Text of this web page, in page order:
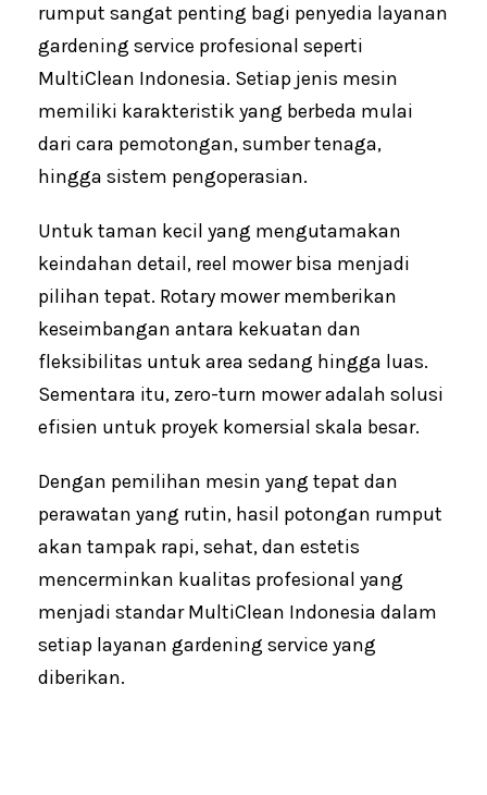
rumput sangat penting bagi penyedia layanan
gardening service profesional seperti
MultiClean Indonesia. Setiap jenis mesin
memiliki karakteristik yang berbeda mulai
dari cara pemotongan, sumber tenaga,
hingga sistem pengoperasian.
Untuk taman kecil yang mengutamakan
keindahan detail, reel mower bisa menjadi
pilihan tepat. Rotary mower memberikan
keseimbangan antara kekuatan dan
fleksibilitas untuk area sedang hingga luas.
Sementara itu, zero-turn mower adalah solusi
efisien untuk proyek komersial skala besar.
Dengan pemilihan mesin yang tepat dan
perawatan yang rutin, hasil potongan rumput
akan tampak rapi, sehat, dan estetis
mencerminkan kualitas profesional yang
menjadi standar MultiClean Indonesia dalam
setiap layanan gardening service yang
diberikan.